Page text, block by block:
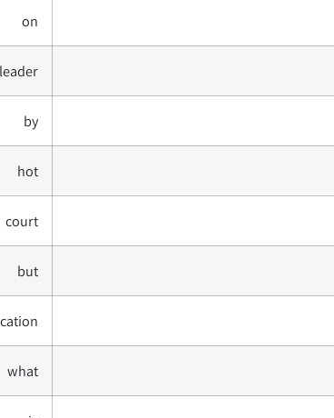
on
leader
by
hot
court
but
what